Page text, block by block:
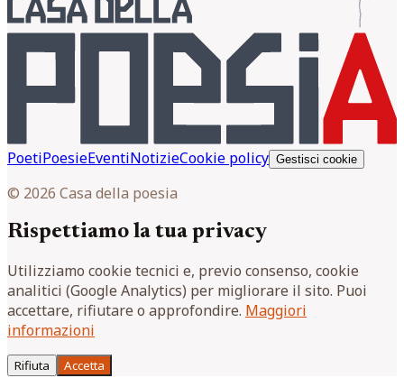
PoetiPoesieEventiNotizieCookie policy Gestisci cookie
© 2026 Casa della poesia
Rispettiamo la tua privacy
Utilizziamo cookie tecnici e, previo consenso, cookie
analitici (Google Analytics) per migliorare il sito. Puoi
accettare, rifiutare o approfondire. Maggiori
informazioni
Rifiuta Accetta